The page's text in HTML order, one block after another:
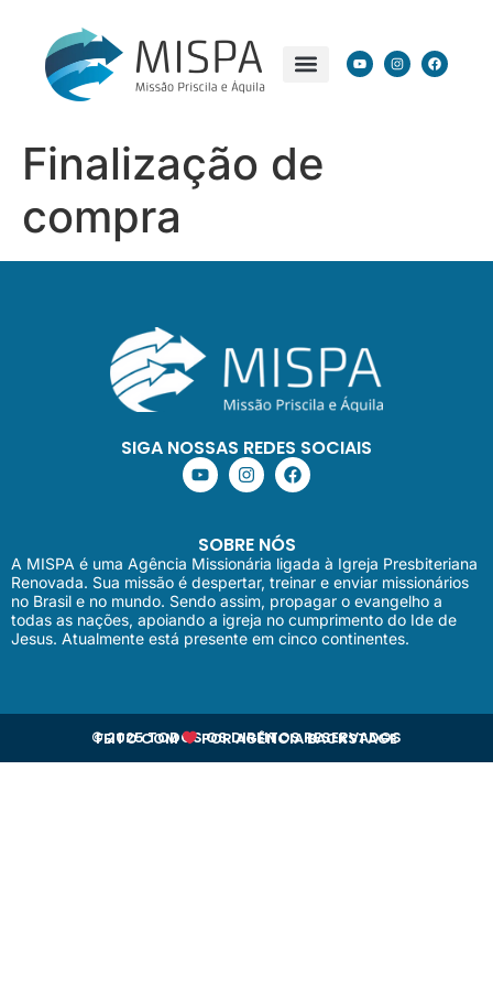
Finalização de
compra
SIGA NOSSAS REDES SOCIAIS
SOBRE NÓS
A MISPA é uma Agência Missionária ligada à Igreja Presbiteriana
Renovada. Sua missão é despertar, treinar e enviar missionários
no Brasil e no mundo. Sendo assim, propagar o evangelho a
todas as nações, apoiando a igreja no cumprimento do Ide de
Jesus. Atualmente está presente em cinco continentes.
© 2025 TODOS OS DIREITOS RESERVADOS
FEITO COM PORAGÊNCIA BACKSTAGE